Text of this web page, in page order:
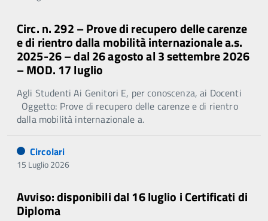
Circ. n. 292 – Prove di recupero delle carenze
e di rientro dalla mobilità internazionale a.s.
2025-26 – dal 26 agosto al 3 settembre 2026
– MOD. 17 luglio
Agli Studenti Ai Genitori E, per conoscenza, ai Docenti
Oggetto: Prove di recupero delle carenze e di rientro
dalla mobilità internazionale a.
Circolari
15 Luglio 2026
Avviso: disponibili dal 16 luglio i Certificati di
Diploma